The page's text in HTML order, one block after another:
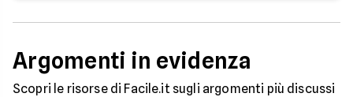
Argomenti in evidenza
Scopri le risorse di Facile.it sugli argomenti più discussi